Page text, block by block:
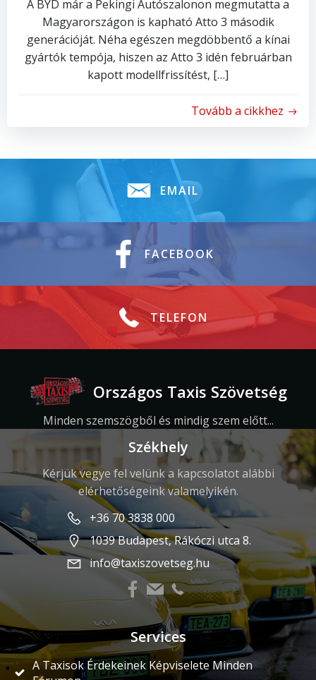
A BYD már a Pekingi Autószalonon megmutatta a
Magyarországon is kapható Atto 3 második
generációját. Néha egészen megdöbbentő a kínai
gyártók tempója, hiszen az Atto 3 idén februárban
kapott modellfrissítést, […]
Tovább a cikkhez
EMAIL
FACEBOOK
TELEFON
Országos Taxis Szövetség
Minden szemszögből és mindig szem előtt...
Székhely
Kérjük vegye fel velünk a kapcsolatot alábbi
elérhetőségeink valamelyikén.
+36 70 3838 000
1039 Budapest, Rákóczi utca 8.
info@taxiszovetseg.hu
Services
A Taxisok Érdekeinek Képviselete Minden